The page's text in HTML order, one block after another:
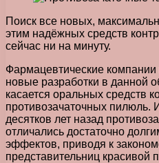
Поиск все новых,
этим надёжных средств
сейчас ни на минуту.
Фармацевтические
новые разработки в данной
касается оральных средств
противозачаточных пилюль.
десятков лет назад
отличались достаточно
эффектов, приводя к
представительниц красивой